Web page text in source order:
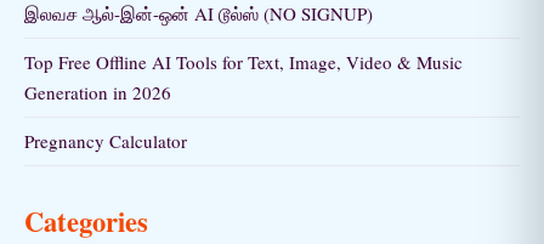
இலவச ஆல்-இன்-ஒன் AI டூல்ஸ் (NO SIGNUP)
Top Free Offline AI Tools for Text, Image, Video & Music
Generation in 2026
Pregnancy Calculator
Categories